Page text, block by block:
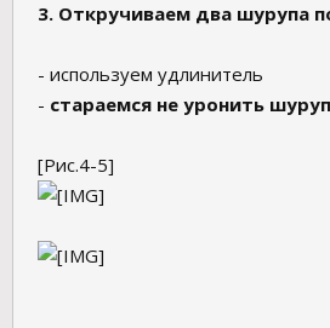
3. Откручиваем два шурупа
- используем удлинитель
- стараемся не уронить
[Рис.4-5]